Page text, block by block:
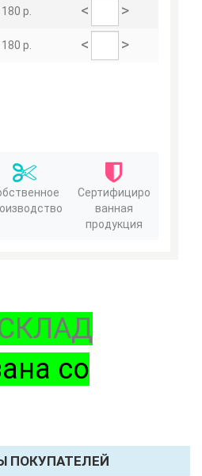
180 р. < >
180 р. < >
Сертифициро
ванная
продукция
со
ПОКУПАТЕЛЕЙ